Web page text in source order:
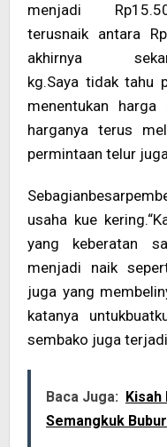
menjadi
terusnaik antara
akhirnya
kg.Saya tidak tahu
menentukan harga
harganya terus
permintaan telur
usaha kue
yang keberatan
menjadi naik
juga yang
katanya
sembako juga
Baca Juga: Kisah
Semangkuk